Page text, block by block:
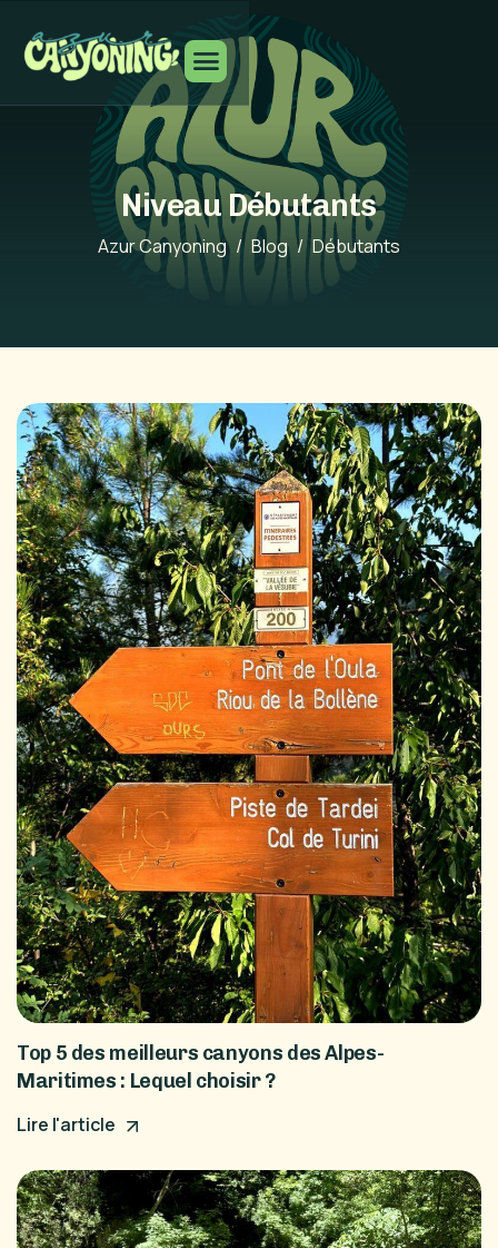
Niveau Débutants
Azur Canyoning Blog Débutants
Top 5 des meilleurs canyons des Alpes-
Maritimes : Lequel choisir ?
Lire l'article